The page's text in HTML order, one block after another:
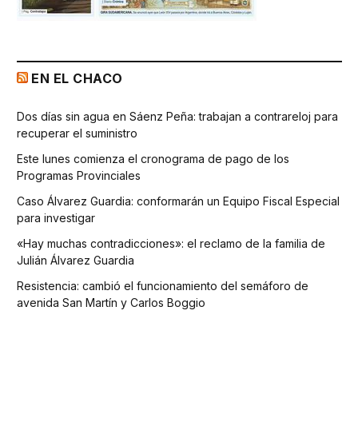
EN EL CHACO
Dos días sin agua en Sáenz Peña: trabajan a contrareloj para
recuperar el suministro
Este lunes comienza el cronograma de pago de los
Programas Provinciales
Caso Álvarez Guardia: conformarán un Equipo Fiscal Especial
para investigar
«Hay muchas contradicciones»: el reclamo de la familia de
Julián Álvarez Guardia
Resistencia: cambió el funcionamiento del semáforo de
avenida San Martín y Carlos Boggio